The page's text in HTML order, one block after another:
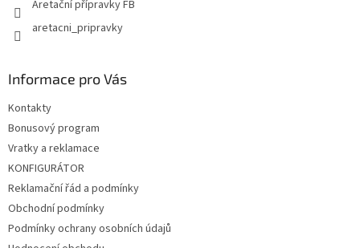
Aretační přípravky FB
aretacni_pripravky
Informace pro Vás
Kontakty
Bonusový program
Vratky a reklamace
KONFIGURÁTOR
Reklamační řád a podmínky
Obchodní podmínky
Podmínky ochrany osobních údajů